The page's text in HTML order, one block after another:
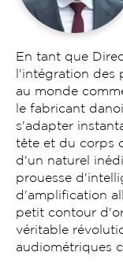
En tant que
l'intégration des
au monde
le fabricant
s'adapter
tête et du corps
d'un naturel
prouesse
d'amplification
petit contour
véritable
audiométriques